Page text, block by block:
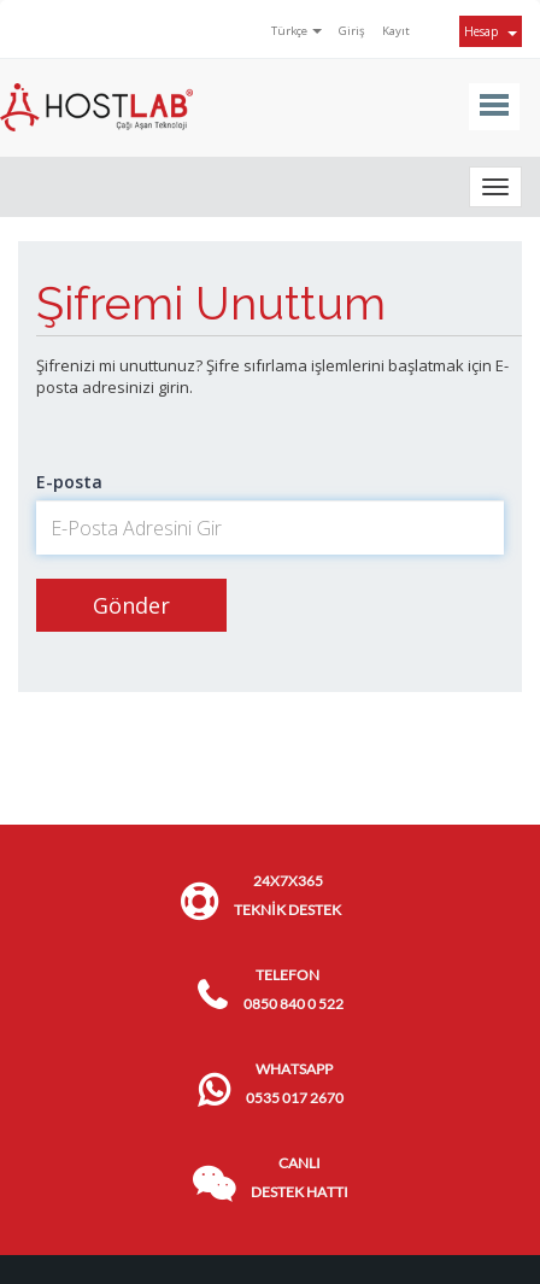
Türkçe Giriş Kayıt Hesap
Şifremi Unuttum
Şifrenizi mi unuttunuz? Şifre sıfırlama işlemlerini başlatmak için E-
posta adresinizi girin.
E-posta
Gönder
24X7X365
TEKNİK DESTEK
TELEFON
0850 840 0 522
WHATSAPP
0535 017 2670
CANLI
DESTEK HATTI